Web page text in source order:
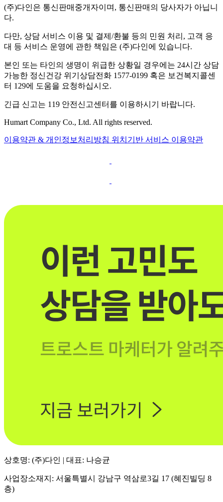
(주)다인은 통신판매중개자이며, 통신판매의 당사자가 아닙니
다.
다만, 상담 서비스 이용 및 결제/환불 등의 민원 처리, 고객 응
대 등 서비스 운영에 관한 책임은 (주)다인에 있습니다.
본인 또는 타인의 생명이 위급한 상황일 경우에는 24시간 상담
가능한 정신건강 위기상담전화 1577-0199 혹은 보건복지콜센
터 129에 도움을 요청하십시오.
긴급 신고는 119 안전신고센터를 이용하시기 바랍니다.
Humart Company Co., Ltd. All rights reserved.
이용약관 & 개인정보처리방침 위치기반 서비스 이용약관
상호명: (주)다인 | 대표: 나승균
사업장소재지: 서울특별시 강남구 역삼로3길 17 (혜진빌딩 8
층)